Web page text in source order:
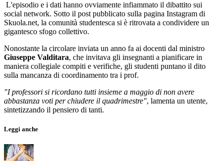
L'episodio e i dati hanno ovviamente infiammato il dibattito sui
social network. Sotto il post pubblicato sulla pagina Instagram di
Skuola.net, la comunità studentesca si è ritrovata a condividere un
gigantesco sfogo collettivo.
Nonostante la circolare inviata un anno fa ai docenti dal ministro
Giuseppe Valditara, che invitava gli insegnanti a pianificare in
maniera collegiale compiti e verifiche, gli studenti puntano il dito
sulla mancanza di coordinamento tra i prof.
"I professori si ricordano tutti insieme a maggio di non avere
abbastanza voti per chiudere il quadrimestre", lamenta un utente,
sintetizzando il pensiero di tanti.
Leggi anche